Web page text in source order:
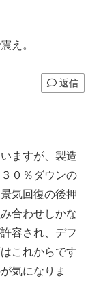
え。
返信
ますが、製造
０％ダウンの
気回復の後押
合わせしかな
容され、デフ
これからです
気になりま